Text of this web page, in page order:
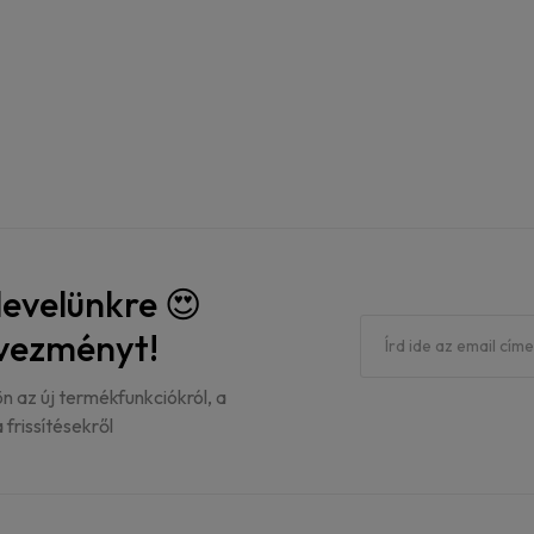
😍
az új termékfunkciókról, a
frissítésekről